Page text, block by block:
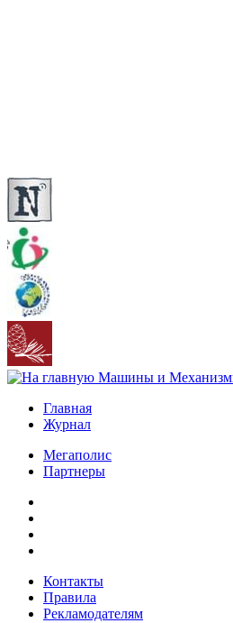
Главная
Журнал
Мегаполис
Партнеры
Контакты
Правила
Рекламодателям